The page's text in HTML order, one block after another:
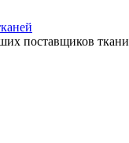
поставщиков ткани